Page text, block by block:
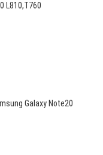
L810,T760
Galaxy Note20